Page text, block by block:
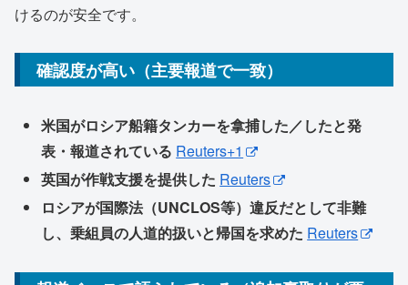
けるのが安全です。
確認度が高い（主要報道で一致）
米国がロシア船籍タンカーを拿捕した／したと発
表・報道されている Reuters+1
英国が作戦支援を提供した Reuters
ロシアが国際法（UNCLOS等）違反だとして非難
し、乗組員の人道的扱いと帰国を求めた Reuters